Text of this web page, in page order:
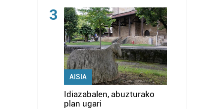
3
AISIA
Idiazabalen, abuzturako
plan ugari